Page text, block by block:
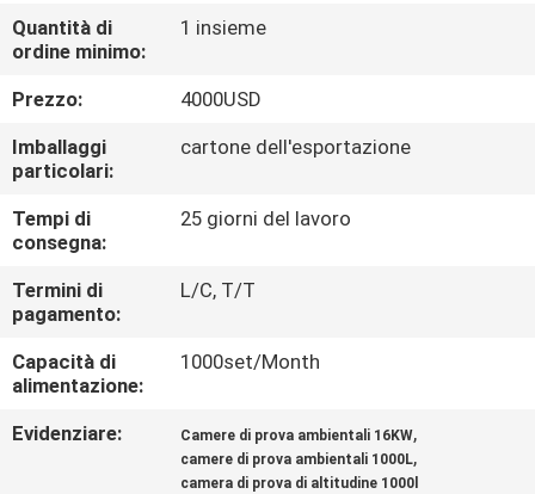
CONTROLLO
DI
QUALITÀ
CONTATTICI
RICHIEDA
UNA
CITAZIONE
DEL
Quantità di
ordine minimo:
1 insieme
Prezzo:
4000USD
Imballaggi
particolari:
cartone dell'esportazione
Tempi di
consegna:
25 giorni del lavoro
Termini di
pagamento:
L/C, T/T
Capacità di
alimentazione:
1000set/Month
Evidenziare: Camere di prova ambientali 16KW,
camere di prova ambientali 1000L,
camera di prova di altitudine 1000l